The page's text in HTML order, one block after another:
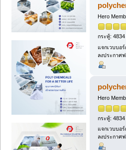
Hero
กระทู้: 4834
แจกเวบบอ
ลงประกาศ
Hero
กระทู้: 4834
แจกเวบบอ
ลงประกาศ